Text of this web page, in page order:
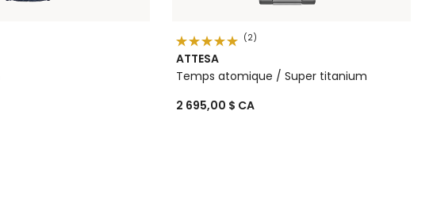
(2)
ATTESA
Temps atomique / Super titanium
2 695,00 $ CA